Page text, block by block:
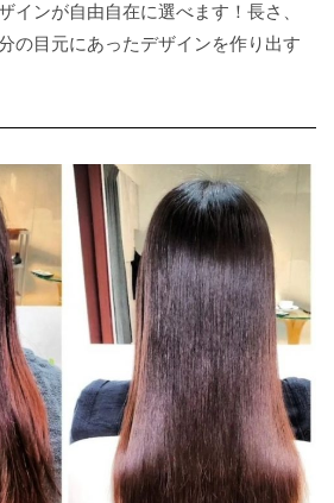
ンが自由自在に選べます！長さ、
の目元にあったデザインを作り出す